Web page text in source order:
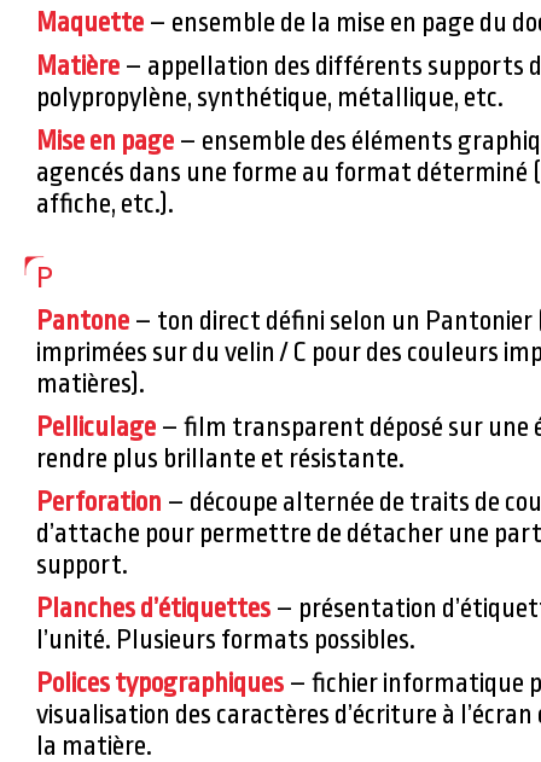
Maquette – ensemble de la mise en page du
Matière – appellation des différents supports
polypropylène, synthétique, métallique, etc.
Mise en page – ensemble des éléments
agencés dans une forme au format déterminé
affiche, etc.).
P
Pantone – ton direct défini selon un Pantonier
imprimées sur du velin / C pour des couleurs
matières).
Pelliculage – film transparent déposé sur une
rendre plus brillante et résistante.
Perforation – découpe alternée de traits de
d’attache pour permettre de détacher une
support.
Planches d’étiquettes – présentation
l’unité. Plusieurs formats possibles.
Polices typographiques – fichier informatique
visualisation des caractères d’écriture à
la matière.